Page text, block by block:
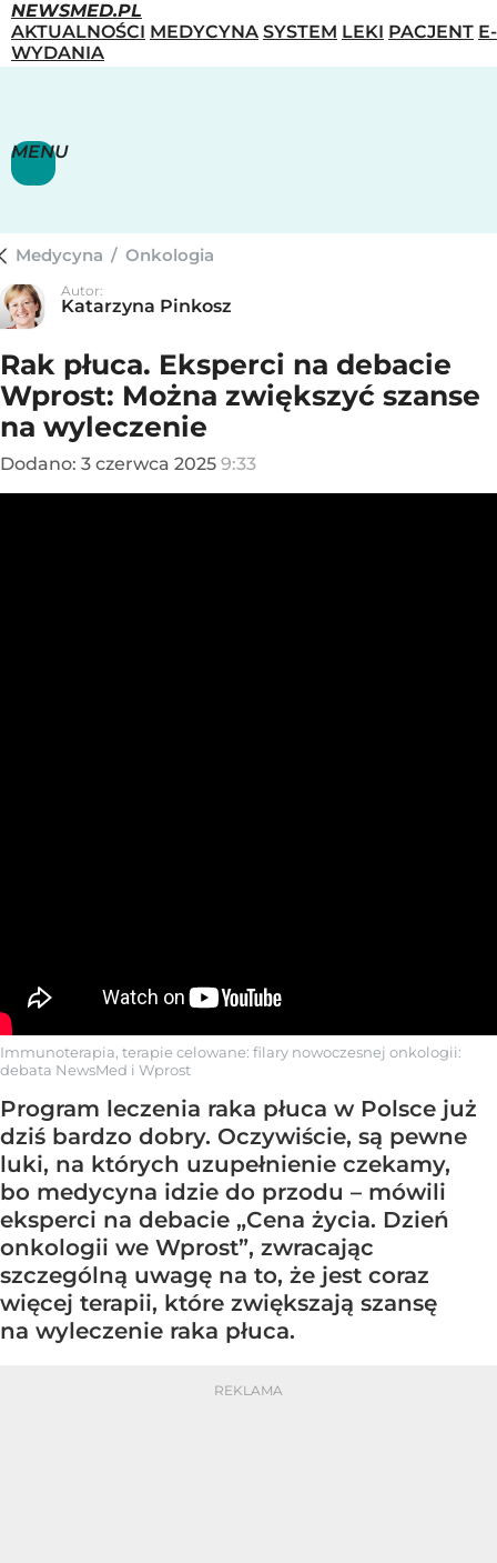
NEWSMED.PL
AKTUALNOŚCI MEDYCYNA SYSTEM LEKI PACJENT E-
WYDANIA
MENU
Medycyna / Onkologia
Autor:
Katarzyna Pinkosz
Rak płuca. Eksperci na debacie
Wprost: Można zwiększyć szanse
na wyleczenie
Dodano: 3 czerwca 2025 9:33
Immunoterapia, terapie celowane: filary nowoczesnej onkologii:
debata NewsMed i Wprost
Program leczenia raka płuca w Polsce już
dziś bardzo dobry. Oczywiście, są pewne
luki, na których uzupełnienie czekamy,
bo medycyna idzie do przodu – mówili
eksperci na debacie „Cena życia. Dzień
onkologii we Wprost”, zwracając
szczególną uwagę na to, że jest coraz
więcej terapii, które zwiększają szansę
na wyleczenie raka płuca.